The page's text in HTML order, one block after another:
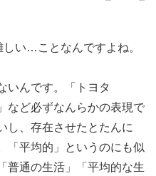
しい…ことなんですよね。
いんです。「トヨタ
必ずなんらかの表現で
し、存在させたとたんに
「平均的」というのにも似
普通の生活」「平均的な生